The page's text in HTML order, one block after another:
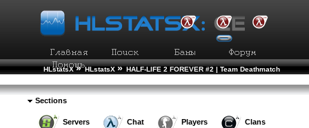
HLstatsX » HLstatsX » HALF-LIFE 2 FOREVER #2 | Team Deathmatch
Sections
Servers Chat Players Clans